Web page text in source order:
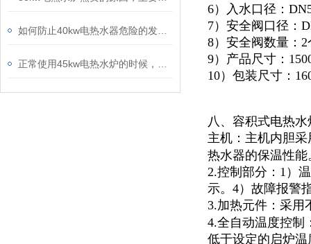
6）入水口径：
7）安全阀口径：
8）安全阀数量：2
9）产品尺寸：
10）包装尺寸：
八、容积式电热
主机：主机内胆
热水器的保温性能
2.控制部分：1）
示。4）故障报警
3.加热元件：采用
4.全自动温度控制
低于设定的启炉